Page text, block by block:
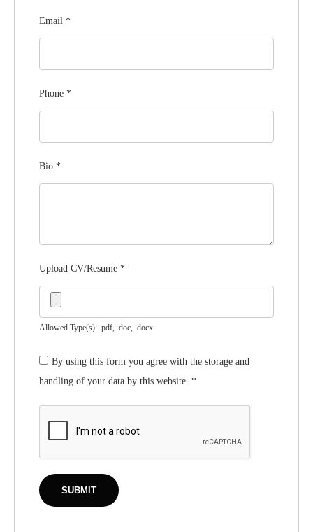
Email *
Phone *
Bio *
Upload CV/Resume *
Allowed Type(s): .pdf, .doc, .docx
By using this form you agree with the storage and
handling of your data by this website. *